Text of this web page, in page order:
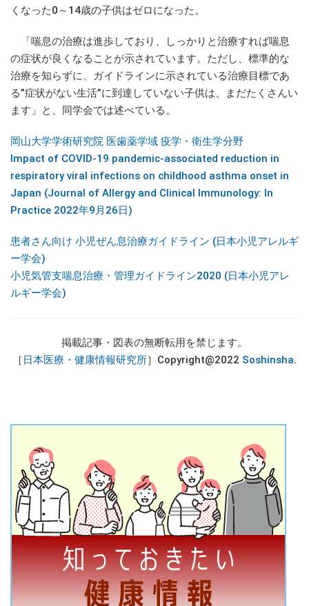
くなった0～14歳の子供はゼロになった。
「喘息の治療は進歩しており、しっかりと治療すれば喘息
の症状が良くなることが示されています。ただし、標準的な
治療を知らずに、ガイドラインに示されている治療目標であ
る”症状がない生活”に到達していない子供は、まだたくさんい
ます」と、同学会では述べている。
岡山大学学術研究院 医歯薬学域 疫学・衛生学分野
Impact of COVID-19 pandemic-associated reduction in
respiratory viral infections on childhood asthma onset in
Japan (Journal of Allergy and Clinical Immunology: In
Practice 2022年9月26日)
患者さん向け 小児ぜん息治療ガイドライン (日本小児アレルギ
ー学会)
小児気管支喘息治療・管理ガイドライン2020 (日本小児アレ
ルギー学会)
掲載記事・図表の無断転用を禁じます。
［ 日本医療・健康情報研究所］Copyright@2022 Soshinsha.